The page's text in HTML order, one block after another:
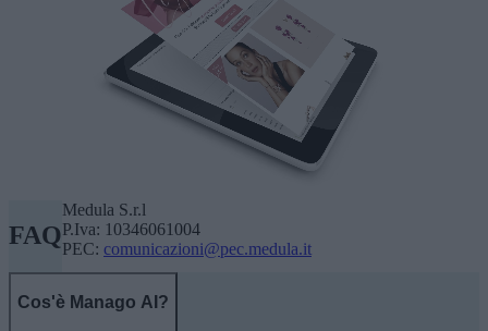
FAQ
Cos'è Manago AI?
Medula S.r.l
P.Iva: 10346061004
PEC: comunicazioni@pec.medula.it